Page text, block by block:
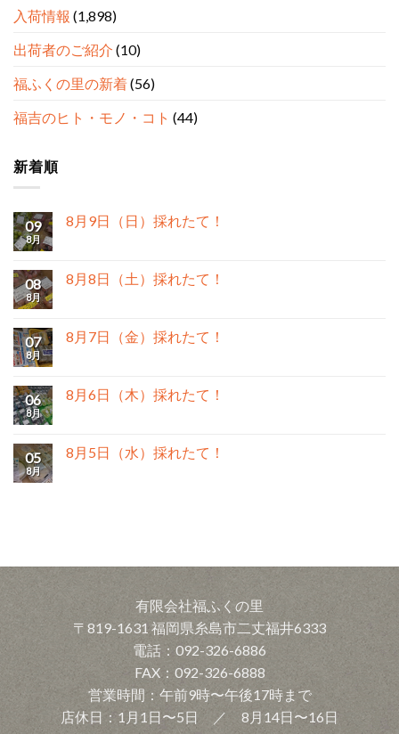
入荷情報 (1,898)
出荷者のご紹介 (10)
福ふくの里の新着(56)
福吉のヒト・モノ・コト (44)
新着順
09
8月
8月9日（日）採れたて！
08
8月
8月8日（土）採れたて！
07
8月
8月7日（金）採れたて！
06
8月
8月6日（木）採れたて！
05
8月
8月5日（水）採れたて！
有限会社福ふくの里
〒819-1631 福岡県糸島市二丈福井6333
電話：092-326-6886
FAX：092-326-6888
営業時間：午前9時〜午後17時まで
店休日：1月1日〜5日 ／ 8月14日〜16日